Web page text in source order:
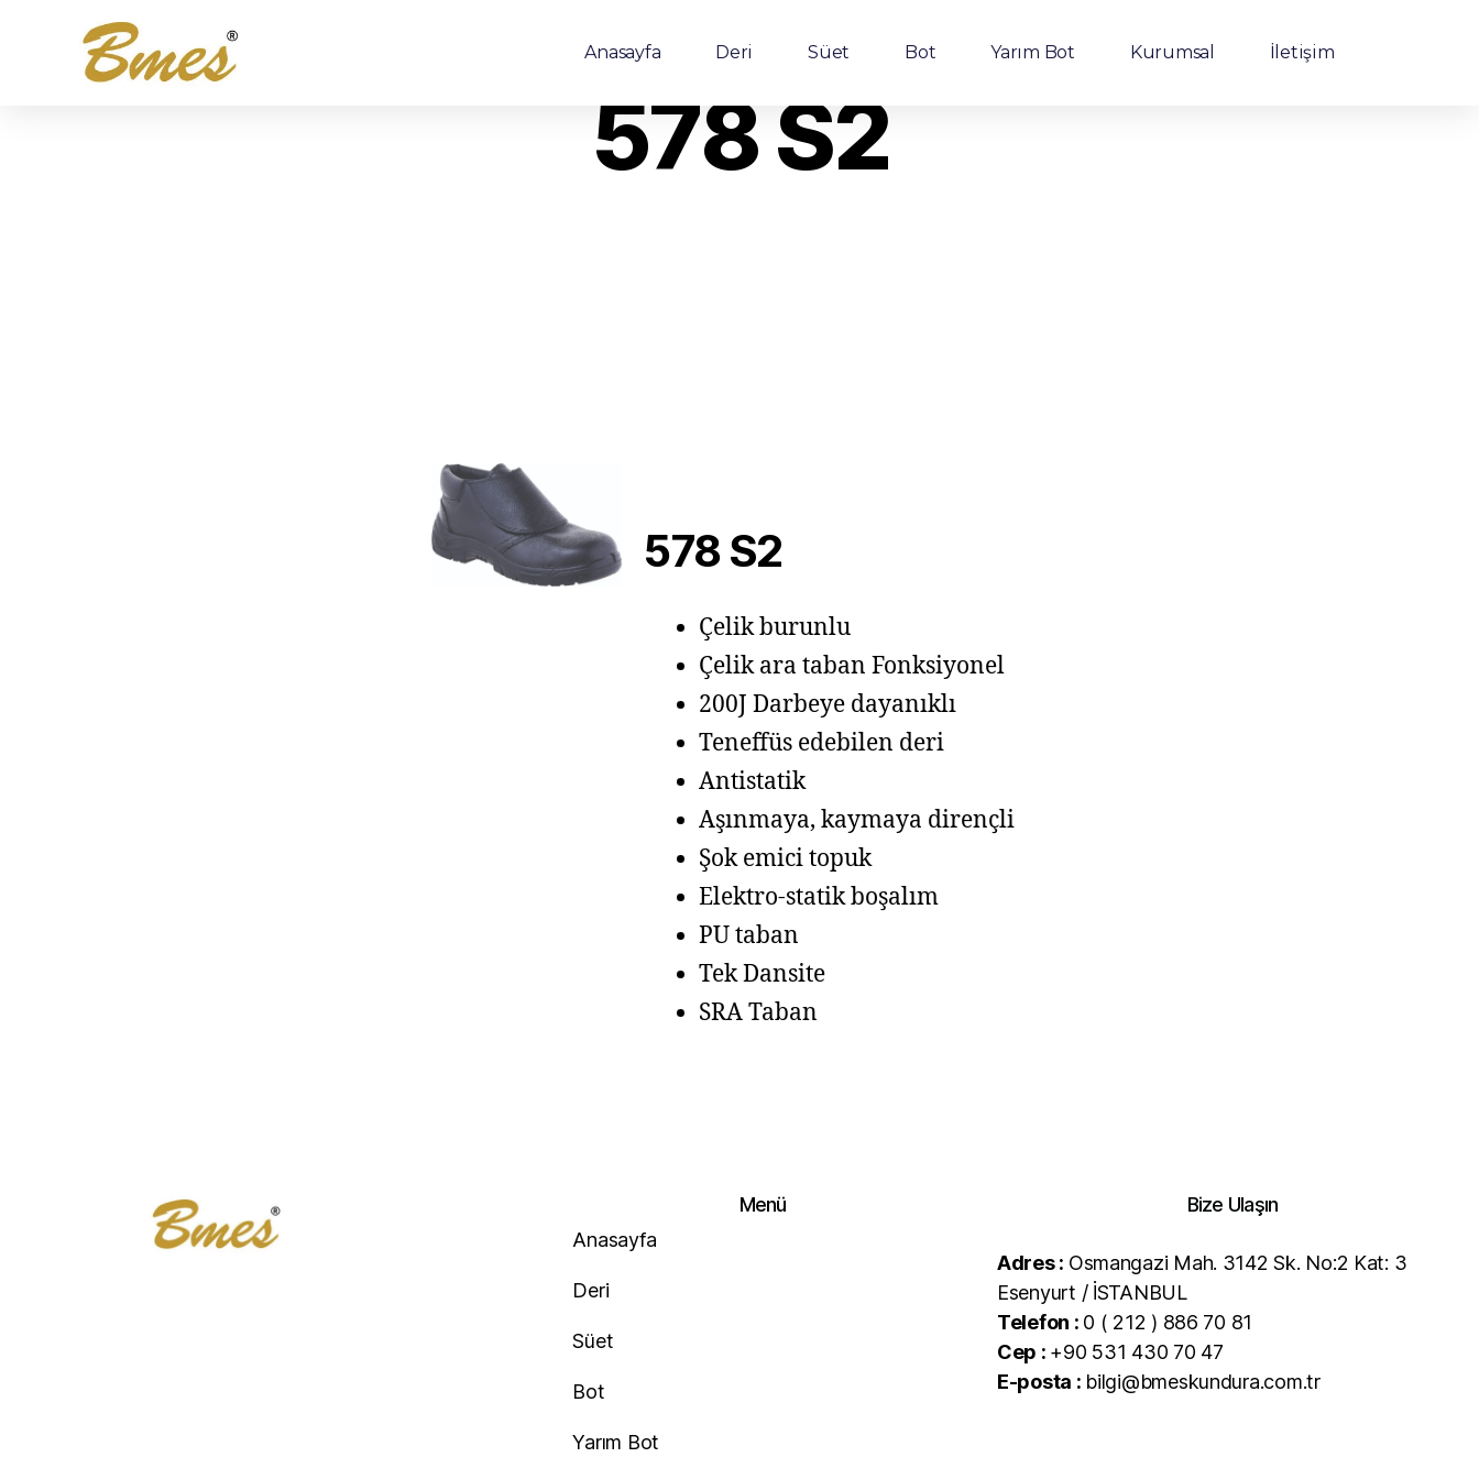
Anasayfa Deri Süet Bot Yarım Bot Kurumsal İletişim
578 S2
578 S2
Çelik burunlu
Çelik ara taban Fonksiyonel
200J Darbeye dayanıklı
Teneffüs edebilen deri
Antistatik
Aşınmaya, kaymaya dirençli
Şok emici topuk
Elektro-statik boşalım
PU taban
Tek Dansite
SRA Taban
Menü
Anasayfa
Deri
Süet
Bot
Yarım Bot
Bize Ulaşın
Adres : Osmangazi Mah. 3142 Sk. No:2 Kat: 3
Esenyurt / İSTANBUL
Telefon : 0 ( 212 ) 886 70 81
Cep : +90 531 430 70 47
E-posta : bilgi@bmeskundura.com.tr